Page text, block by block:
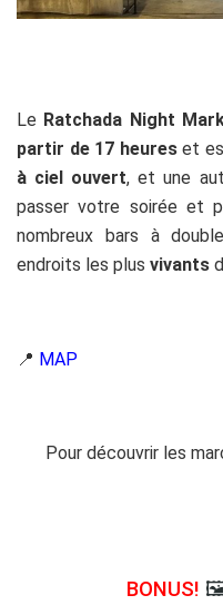
Le Ratchada Night
partir de 17 heureset
à ciel ouvert, et une
passer votre soirée et
nombreux bars à
endroits les plus vivants
📍 MAP
Pour découvrir les
BONUS! 🖼